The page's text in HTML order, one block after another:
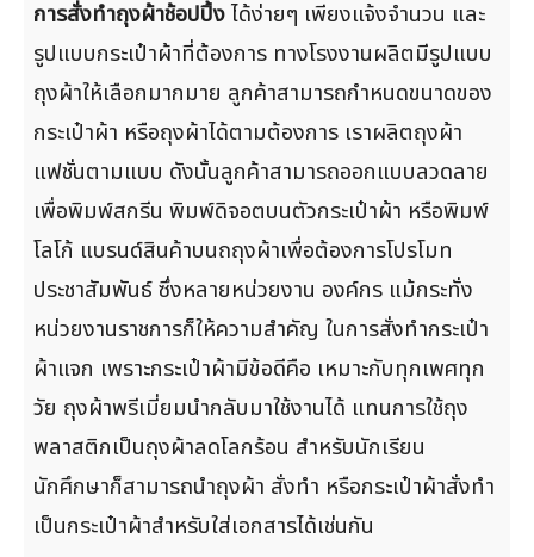
การสั่งทำถุงผ้าช้อปปิ้งได้ง่ายๆ เพียงแจ้งจำนวน และ
รูปแบบกระเป๋าผ้าที่ต้องการ ทางโรงงานผลิตมีรูปแบบ
ถุงผ้าให้เลือกมากมาย ลูกค้าสามารถกำหนดขนาดของ
กระเป๋าผ้า หรือถุงผ้าได้ตามต้องการ เราผลิตถุงผ้า
แฟชั่นตามแบบ ดังนั้นลูกค้าสามารถออกแบบลวดลาย
เพื่อพิมพ์สกรีน พิมพ์ดิจอตบนตัวกระเป๋าผ้า หรือพิมพ์
โลโก้ แบรนด์สินค้าบนถถุงผ้าเพื่อต้องการโปรโมท
ประชาสัมพันธ์ ซึ่งหลายหน่วยงาน องค์กร แม้กระทั่ง
หน่วยงานราชการก็ให้ความสำคัญ ในการสั่งทำกระเป๋า
ผ้าแจก เพราะกระเป๋าผ้ามีข้อดีคือ เหมาะกับทุกเพศทุก
วัย ถุงผ้าพรีเมี่ยมนำกลับมาใช้งานได้ แทนการใช้ถุง
พลาสติกเป็นถุงผ้าลดโลกร้อน สำหรับนักเรียน
นักศึกษาก็สามารถนำถุงผ้า สั่งทำ หรือกระเป๋าผ้าสั่งทำ
เป็นกระเป๋าผ้าสำหรับใส่เอกสารได้เช่นกัน